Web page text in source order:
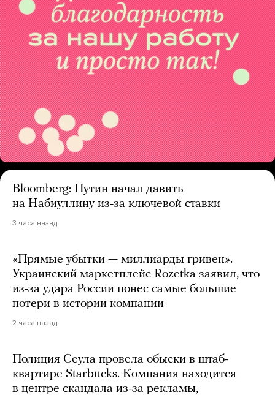
Bloomberg: Путин начал давить
на Набиуллину из-за ключевой ставки
3 часа назад
«Прямые убытки — миллиарды гривен».
Украинский маркетплейс Rozetka заявил, что
из-за удара России понес самые большие
потери в истории компании
2 часа назад
Полиция Сеула провела обыски в штаб-
квартире Starbucks. Компания находится
в центре скандала из-за рекламы,